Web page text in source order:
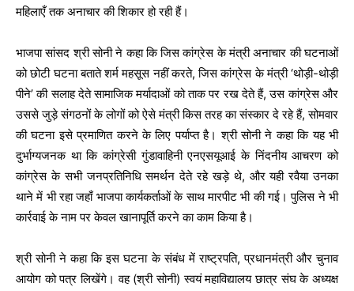
महिलाएँ तक अनाचार की शिकार हो रही हैं।
भाजपा सांसद श्री सोनी ने कहा कि जिस कांग्रेस के मंत्री अनाचार की घटनाओं
को छोटी घटना बताते शर्म महसूस नहीं करते, जिस कांग्रेस के मंत्री ‘थोड़ी-थोड़ी
पीने’ की सलाह देते सामाजिक मर्यादाओं को ताक पर रख देते हैं, उस कांग्रेस और
उससे जुड़े संगठनों के लोगों को ऐसे मंत्री किस तरह का संस्कार दे रहे हैं, सोमवार
की घटना इसे प्रमाणित करने के लिए पर्याप्त है। श्री सोनी ने कहा कि यह भी
दुर्भाग्यजनक था कि कांग्रेसी गुंडावाहिनी एनएसयूआई के निंदनीय आचरण को
कांग्रेस के सभी जनप्रतिनिधि समर्थन देते रहे खड़े थे, और यही रवैया उनका
थाने में भी रहा जहाँ भाजपा कार्यकर्ताओं के साथ मारपीट भी की गई। पुलिस ने भी
कार्रवाई के नाम पर केवल खानापूर्ति करने का काम किया है।
श्री सोनी ने कहा कि इस घटना के संबंध में राष्ट्रपति, प्रधानमंत्री और चुनाव
आयोग को पत्र लिखेंगे। वह (श्री सोनी) स्वयं महाविद्यालय छात्र संघ के अध्यक्ष